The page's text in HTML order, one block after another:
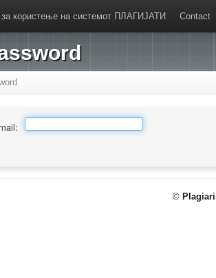
за користење на системот ПЛАГИЈАТИ Contact
©